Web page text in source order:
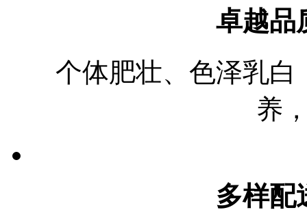
卓越品
个体肥壮、色泽乳
养
多样配